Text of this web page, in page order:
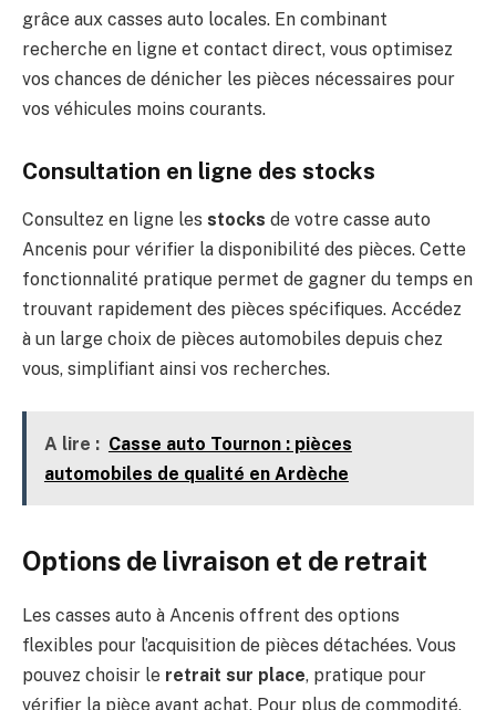
grâce aux casses auto locales. En combinant
recherche en ligne et contact direct, vous optimisez
vos chances de dénicher les pièces nécessaires pour
vos véhicules moins courants.
Consultation en ligne des stocks
Consultez en ligne les stocks de votre casse auto
Ancenis pour vérifier la disponibilité des pièces. Cette
fonctionnalité pratique permet de gagner du temps en
trouvant rapidement des pièces spécifiques. Accédez
à un large choix de pièces automobiles depuis chez
vous, simplifiant ainsi vos recherches.
A lire : Casse auto Tournon : pièces
automobiles de qualité en Ardèche
Options de livraison et de retrait
Les casses auto à Ancenis offrent des options
flexibles pour l’acquisition de pièces détachées. Vous
pouvez choisir le retrait sur place, pratique pour
vérifier la pièce avant achat. Pour plus de commodité,